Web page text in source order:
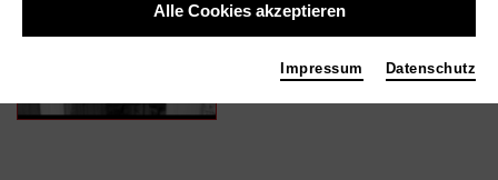
Kopfkino | 2016
Producer
Alle Cookies akzeptieren
Impressum Datenschutz